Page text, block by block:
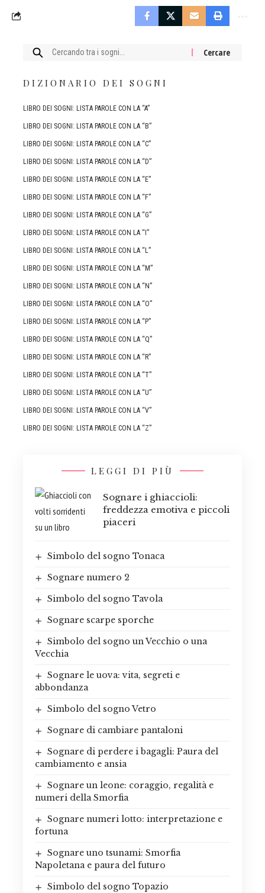
Cercare:
DIZIONARIO DEI SOGNI
LIBRO DEI SOGNI: LISTA PAROLE CON LA “A”
LIBRO DEI SOGNI: LISTA PAROLE CON LA “B”
LIBRO DEI SOGNI: LISTA PAROLE CON LA “C”
LIBRO DEI SOGNI: LISTA PAROLE CON LA “D”
LIBRO DEI SOGNI: LISTA PAROLE CON LA “E”
LIBRO DEI SOGNI: LISTA PAROLE CON LA “F”
LIBRO DEI SOGNI: LISTA PAROLE CON LA “G”
LIBRO DEI SOGNI: LISTA PAROLE CON LA “I”
LIBRO DEI SOGNI: LISTA PAROLE CON LA “L”
LIBRO DEI SOGNI: LISTA PAROLE CON LA “M”
LIBRO DEI SOGNI: LISTA PAROLE CON LA “N”
LIBRO DEI SOGNI: LISTA PAROLE CON LA “O”
LIBRO DEI SOGNI: LISTA PAROLE CON LA “P”
LIBRO DEI SOGNI: LISTA PAROLE CON LA “Q”
LIBRO DEI SOGNI: LISTA PAROLE CON LA “R”
LIBRO DEI SOGNI: LISTA PAROLE CON LA “T”
LIBRO DEI SOGNI: LISTA PAROLE CON LA “U”
LIBRO DEI SOGNI: LISTA PAROLE CON LA “V”
LIBRO DEI SOGNI: LISTA PAROLE CON LA “Z”
LEGGI DI PIÙ
Sognare i ghiaccioli:
freddezza emotiva e piccoli
piaceri
Simbolo del sogno Tonaca
Sognare numero 2
Simbolo del sogno Tavola
Sognare scarpe sporche
Simbolo del sogno un Vecchio o una
Vecchia
Sognare le uova: vita, segreti e
abbondanza
Simbolo del sogno Vetro
Sognare di cambiare pantaloni
Sognare di perdere i bagagli: Paura del
cambiamento e ansia
Sognare un leone: coraggio, regalità e
numeri della Smorfia
Sognare numeri lotto: interpretazione e
fortuna
Sognare uno tsunami: Smorfia
Napoletana e paura del futuro
Simbolo del sogno Topazio